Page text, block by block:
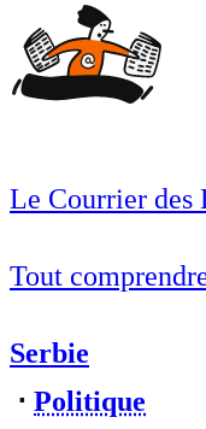
Le Courrier des
Tout
Serbie
⋅ Politique